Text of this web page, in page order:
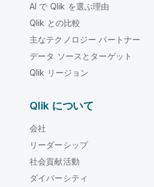
AI で Qlik を選ぶ理由
Qlik との比較
主なテクノロジー パートナー
データ ソースとターゲット
Qlik リージョン
Qlik について
会社
リーダーシップ
社会貢献活動
ダイバーシティ